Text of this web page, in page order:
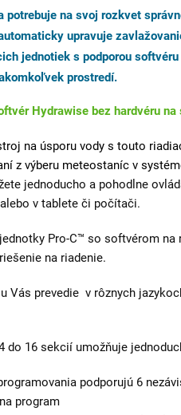
potrebuje na svoj rozkvet
upravuje
jednotiek s podporou
prostredí.
Hydrawise bez hardvéru
na úsporu vody s touto
z výberu meteostaníc v
jednoducho a pohodlne
v tablete či počítači.
Pro-C™ so softvérom
na riadenie.
Vás prevedie v rôznych
do 16 sekcií umožňuje
podporujú 6
program